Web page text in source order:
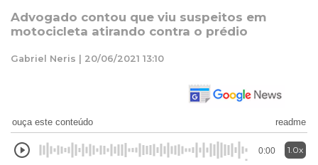
Advogado contou que viu suspeitos em
motocicleta atirando contra o prédio
Gabriel Neris | 20/06/2021 13:10
ouça este conteúdo readme
0:00 1.0x